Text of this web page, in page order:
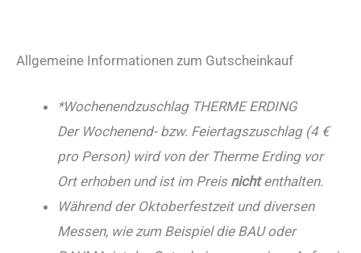
Allgemeine Informationen zum Gutscheinkauf
*Wochenendzuschlag THERME ERDING
Der Wochenend- bzw. Feiertagszuschlag (4 €
pro Person) wird von der Therme Erding vor
Ort erhoben und ist im Preis nichtenthalten.
Während der Oktoberfestzeit und diversen
Messen, wie zum Beispiel die BAU oder